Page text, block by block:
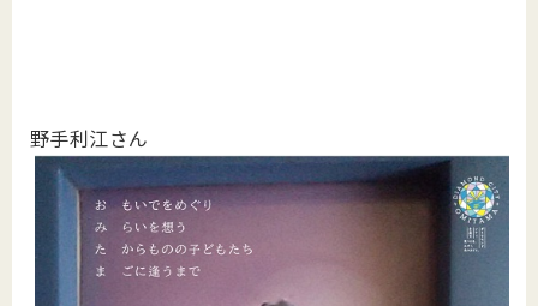
野手利江さん